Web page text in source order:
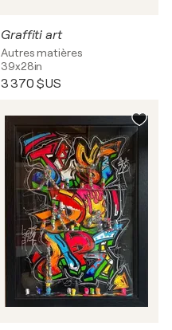
Graffiti art
Autres matières
39x28in
3 370 $US